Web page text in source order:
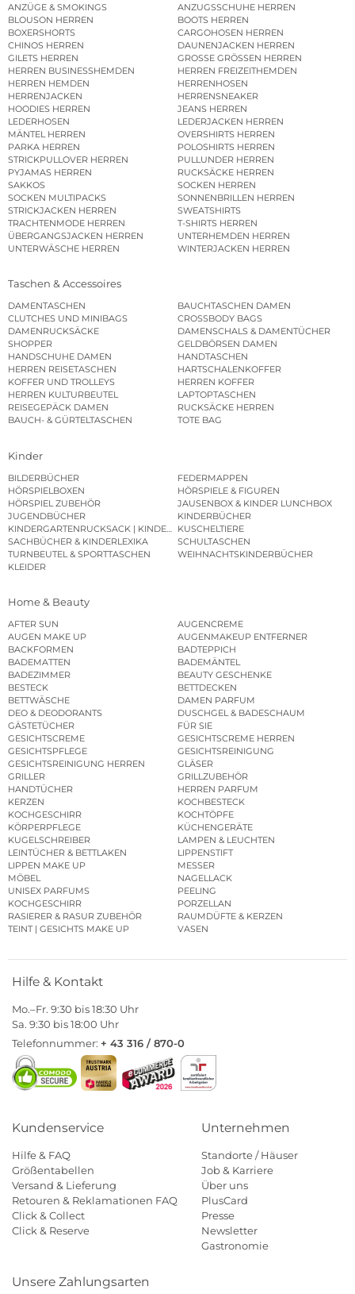
ANZÜGE & SMOKINGS
ANZUGSSCHUHE HERREN
BLOUSON HERREN
BOOTS HERREN
BOXERSHORTS
CARGOHOSEN HERREN
CHINOS HERREN
DAUNENJACKEN HERREN
GILETS HERREN
GROSSE GRÖSSEN HERREN
HERREN BUSINESSHEMDEN
HERREN FREIZEITHEMDEN
HERREN HEMDEN
HERRENHOSEN
HERRENJACKEN
HERRENSNEAKER
HOODIES HERREN
JEANS HERREN
LEDERHOSEN
LEDERJACKEN HERREN
MÄNTEL HERREN
OVERSHIRTS HERREN
PARKA HERREN
POLOSHIRTS HERREN
STRICKPULLOVER HERREN
PULLUNDER HERREN
PYJAMAS HERREN
RUCKSÄCKE HERREN
SAKKOS
SOCKEN HERREN
SOCKEN MULTIPACKS
SONNENBRILLEN HERREN
STRICKJACKEN HERREN
SWEATSHIRTS
TRACHTENMODE HERREN
T-SHIRTS HERREN
ÜBERGANGSJACKEN HERREN
UNTERHEMDEN HERREN
UNTERWÄSCHE HERREN
WINTERJACKEN HERREN
Taschen & Accessoires
DAMENTASCHEN
BAUCHTASCHEN DAMEN
CLUTCHES UND MINIBAGS
CROSSBODY BAGS
DAMENRUCKSÄCKE
DAMENSCHALS & DAMENTÜCHER
SHOPPER
GELDBÖRSEN DAMEN
HANDSCHUHE DAMEN
HANDTASCHEN
HERREN REISETASCHEN
HARTSCHALENKOFFER
KOFFER UND TROLLEYS
HERREN KOFFER
HERREN KULTURBEUTEL
LAPTOPTASCHEN
REISEGEPÄCK DAMEN
RUCKSÄCKE HERREN
BAUCH- & GÜRTELTASCHEN
TOTE BAG
Kinder
BILDERBÜCHER
FEDERMAPPEN
HÖRSPIELBOXEN
HÖRSPIELE & FIGUREN
HÖRSPIEL ZUBEHÖR
JAUSENBOX & KINDER LUNCHBOX
JUGENDBÜCHER
KINDERBÜCHER
KINDERGARTENRUCKSACK | KINDERGARTENBEUTEL
KUSCHELTIERE
SACHBÜCHER & KINDERLEXIKA
SCHULTASCHEN
TURNBEUTEL & SPORTTASCHEN
WEIHNACHTSKINDERBÜCHER
KLEIDER
Home & Beauty
AFTER SUN
AUGENCREME
AUGEN MAKE UP
AUGENMAKEUP ENTFERNER
BACKFORMEN
BADTEPPICH
BADEMATTEN
BADEMÄNTEL
BADEZIMMER
BEAUTY GESCHENKE
BESTECK
BETTDECKEN
BETTWÄSCHE
DAMEN PARFUM
DEO & DEODORANTS
DUSCHGEL & BADESCHAUM
GÄSTETÜCHER
FÜR SIE
GESICHTSCREME
GESICHTSCREME HERREN
GESICHTSPFLEGE
GESICHTSREINIGUNG
GESICHTSREINIGUNG HERREN
GLÄSER
GRILLER
GRILLZUBEHÖR
HANDTÜCHER
HERREN PARFUM
KERZEN
KOCHBESTECK
KOCHGESCHIRR
KOCHTÖPFE
KÖRPERPFLEGE
KÜCHENGERÄTE
KUGELSCHREIBER
LAMPEN & LEUCHTEN
LEINTÜCHER & BETTLAKEN
LIPPENSTIFT
LIPPEN MAKE UP
MESSER
MÖBEL
NAGELLACK
UNISEX PARFUMS
PEELING
KOCHGESCHIRR
PORZELLAN
RASIERER & RASUR ZUBEHÖR
RAUMDÜFTE & KERZEN
TEINT | GESICHTS MAKE UP
VASEN
Hilfe & Kontakt
Mo.–Fr. 9:30 bis 18:30 Uhr
Sa. 9:30 bis 18:00 Uhr
Telefonnummer: + 43 316 / 870-0
Kundenservice
Hilfe & FAQ
Größentabellen
Versand & Lieferung
Retouren & Reklamationen FAQ
Click & Collect
Click & Reserve
Unternehmen
Standorte / Häuser
Job & Karriere
Über uns
PlusCard
Presse
Newsletter
Gastronomie
Unsere Zahlungsarten